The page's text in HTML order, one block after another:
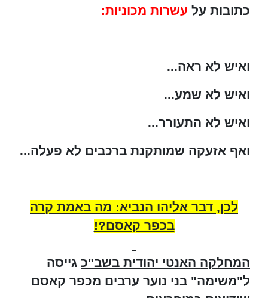
כתובות על עשרות מכוניות:
ואיש לא ראה...
ואיש לא שמע...
ואיש לא התעורר...
ואף אזעקה שמותקנת ברכבים לא פעלה...
לכן, דבר אליהו הנביא: מה באמת קרה
בכפר קאסם?!
המחלקה האנטי יהודית בשב"כ גייסה
ל"משימה" בני נוער ערבים מכפר קאסם